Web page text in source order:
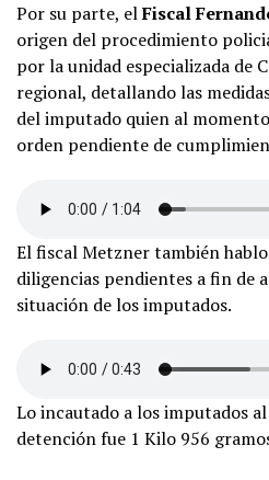
Por su parte, elFiscal
origen del procedimiento
por la unidad especializada de
regional, detallando las
del imputado quien al
orden pendiente de
El fiscal Metzner también
diligencias pendientes a fin de
situación de los imputados.
Lo incautado a los imputados
detención fue 1 Kilo 956